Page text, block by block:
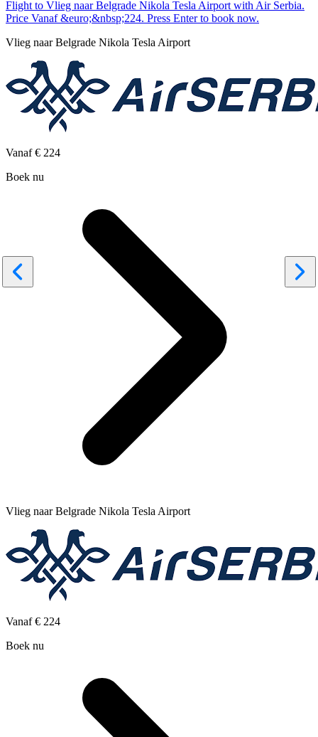
Flight to Vlieg naar Belgrade Nikola Tesla Airport with Air Serbia.
Price Vanaf &euro;&nbsp;224. Press Enter to book now.
Vlieg naar Belgrade Nikola Tesla Airport
Vanaf€ 224
Boek nu
Vlieg naar Belgrade Nikola Tesla Airport
Vanaf€ 224
Boek nu